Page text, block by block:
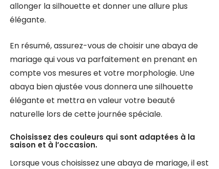
allonger la silhouette et donner une allure plus
élégante.
En résumé, assurez-vous de choisir une abaya de
mariage qui vous va parfaitement en prenant en
compte vos mesures et votre morphologie. Une
abaya bien ajustée vous donnera une silhouette
élégante et mettra en valeur votre beauté
naturelle lors de cette journée spéciale.
Choisissez des couleurs qui sont adaptées à la
saison et à l’occasion.
Lorsque vous choisissez une abaya de mariage, il est